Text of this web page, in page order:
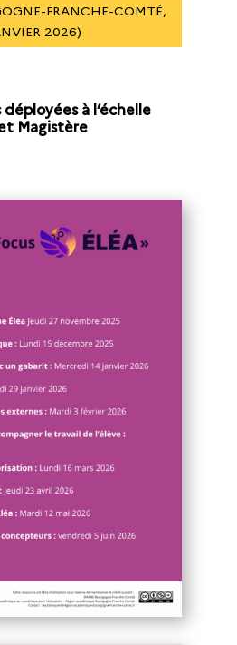
FRANCHE-COMTÉ,
2026)
à l’échelle
Magistère